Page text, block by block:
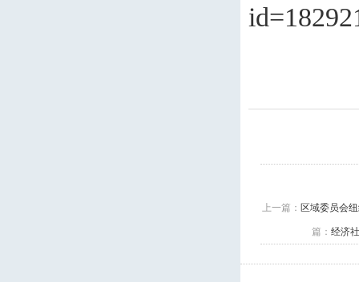
上一篇： 区域委员会
篇： 经济